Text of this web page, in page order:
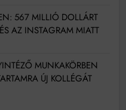
567 MILLIÓ DOLLÁRT
AZ INSTAGRAM MIATT
MUNKAKÖRBEN
ÚJ KOLLÉGÁT